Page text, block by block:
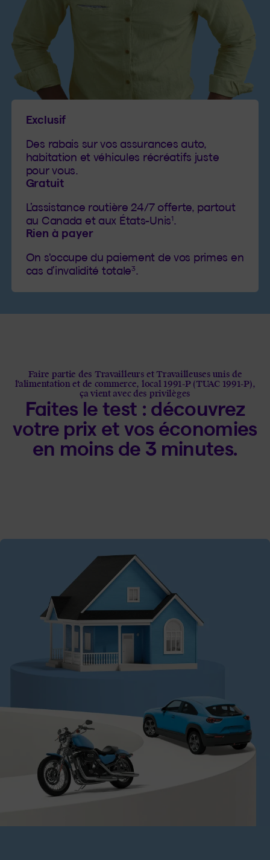
Exclusif
Des rabais sur vos assurances auto,
habitation et véhicules récréatifs juste
pour vous.
Gratuit
L’assistance routière 24/7 offerte, partout
au Canada et aux États-Unis1.
Rien à payer
On s'occupe du paiement de vos primes en
cas d’invalidité totale3.
Faire partie des Travailleurs et Travailleuses unis de
l'alimentation et de commerce, local 1991-P (TUAC 1991-P),
ça vient avec des privilèges
Faites le test : découvrez
votre prix et vos économies
en moins de 3 minutes.